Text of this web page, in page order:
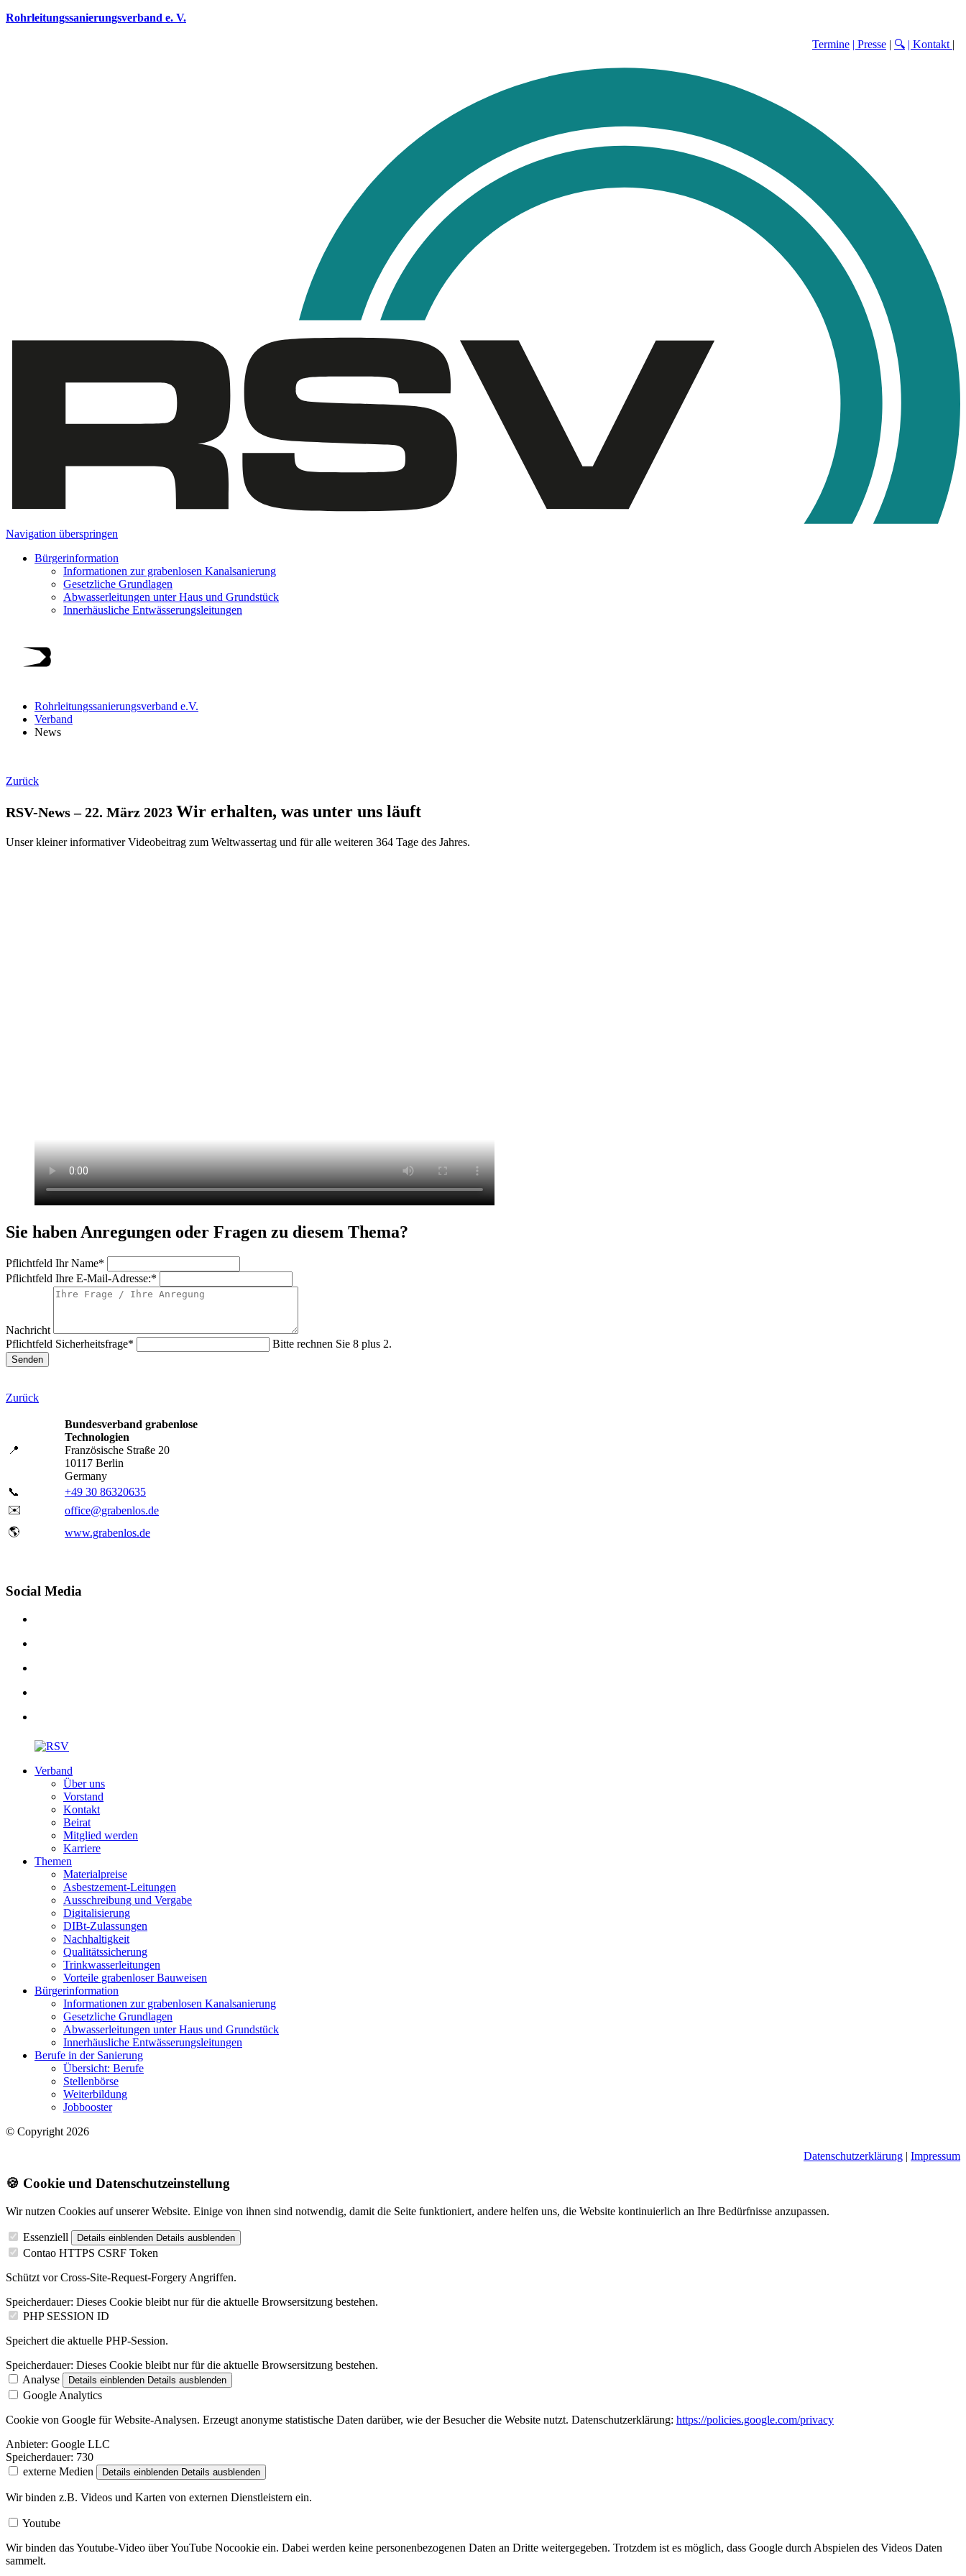
Rohrleitungssanierungsverband e. V.
Termine | Presse | 🔍 | Kontakt |
Navigation überspringen
Bürgerinformation
Informationen zur grabenlosen Kanalsanierung
Gesetzliche Grundlagen
Abwasserleitungen unter Haus und Grundstück
Innerhäusliche Entwässerungsleitungen
Rohrleitungssanierungsverband e.V.
Verband
News
Zurück
RSV-News–22. März 2023 Wir erhalten, was unter uns läuft
Unser kleiner informativer Videobeitrag zum Weltwassertag und für alle weiteren 364 Tage des Jahres.
Sie haben Anregungen oder Fragen zu diesem Thema?
Pflichtfeld Ihr Name*
Pflichtfeld Ihre E-Mail-Adresse:*
Nachricht
Pflichtfeld Sicherheitsfrage* Bitte rechnen Sie 8 plus 2.
Senden
Zurück
📍
Bundesverband grabenlose
Technologien
Französische Straße 20
10117 Berlin
Germany
📞
+49 30 86320635
✉️
office@grabenlos.de
🌎
www.grabenlos.de
Social Media
Verband
Über uns
Vorstand
Kontakt
Beirat
Mitglied werden
Karriere
Themen
Materialpreise
Asbestzement-Leitungen
Ausschreibung und Vergabe
Digitalisierung
DIBt-Zulassungen
Nachhaltigkeit
Qualitätssicherung
Trinkwasserleitungen
Vorteile grabenloser Bauweisen
Bürgerinformation
Informationen zur grabenlosen Kanalsanierung
Gesetzliche Grundlagen
Abwasserleitungen unter Haus und Grundstück
Innerhäusliche Entwässerungsleitungen
Berufe in der Sanierung
Übersicht: Berufe
Stellenbörse
Weiterbildung
Jobbooster
© Copyright 2026
Datenschutzerklärung | Impressum
🍪 Cookie und Datenschutzeinstellung
Wir nutzen Cookies auf unserer Website. Einige von ihnen sind notwendig, damit die Seite funktioniert, andere helfen uns, die Website kontinuierlich an Ihre Bedürfnisse anzupassen.
Essenziell Details einblenden Details ausblenden
Contao HTTPS CSRF Token
Schützt vor Cross-Site-Request-Forgery Angriffen.
Speicherdauer: Dieses Cookie bleibt nur für die aktuelle Browsersitzung bestehen.
PHP SESSION ID
Speichert die aktuelle PHP-Session.
Speicherdauer: Dieses Cookie bleibt nur für die aktuelle Browsersitzung bestehen.
Analyse
Details einblenden Details ausblenden
Google Analytics
Cookie von Google für Website-Analysen. Erzeugt anonyme statistische Daten darüber, wie der Besucher die Website nutzt. Datenschutzerklärung: https://policies.google.com/privacy
Anbieter: Google LLC
Speicherdauer: 730
externe Medien
Details einblenden Details ausblenden
Wir binden z.B. Videos und Karten von externen Dienstleistern ein.
Youtube
Wir binden das Youtube-Video über YouTube Nocookie ein. Dabei werden keine personenbezogenen Daten an Dritte weitergegeben. Trotzdem ist es möglich, dass Google durch Abspielen des Videos Daten
sammelt.